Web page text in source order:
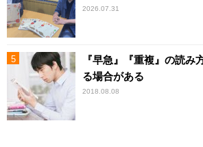
2026.07.31
『早急』『重複』の読
る場合がある
2018.08.08